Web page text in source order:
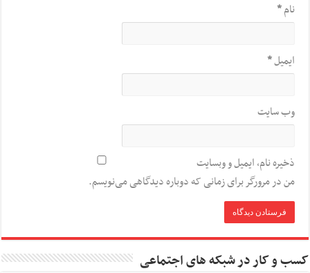
نام*
ایمیل*
وب‌ سایت
ذخیره نام، ایمیل و وبسایت
من در مرورگر برای زمانی که دوباره دیدگاهی می‌نویسم.
کسب و کار در شبکه های اجتماعی